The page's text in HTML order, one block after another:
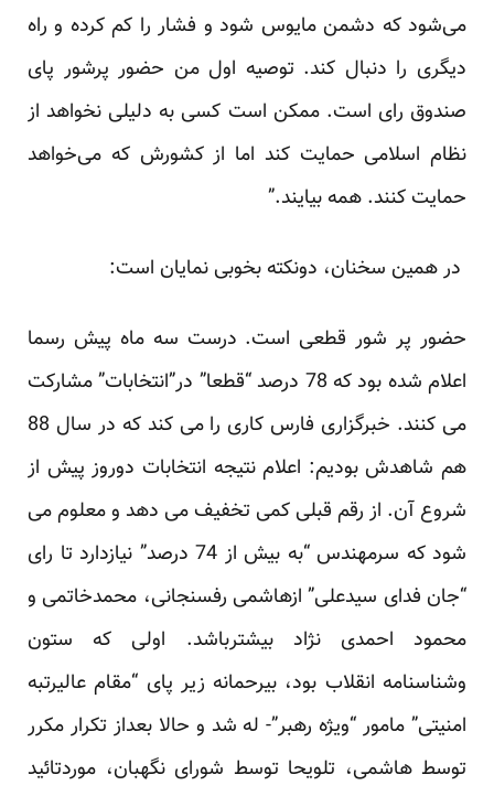
می‌شود که دشمن مایوس شود و فشار را کم کرده و راه
دیگری را دنبال کند. توصیه اول من حضور پرشور پای
صندوق رای است. ممکن است کسی به دلیلی نخواهد از
نظام اسلامی حمایت کند اما از کشورش که می‌خواهد
حمایت کنند. همه بیایند.”
در همین سخنان، دونکته بخوبی نمایان است:
حضور پر شور قطعی است. درست سه ماه پیش رسما
اعلام شده بود که 78 درصد “قطعا” در”انتخابات” مشارکت
می کنند. خبرگزاری فارس کاری را می کند که در سال 88
هم شاهدش بودیم: اعلام نتیجه انتخابات دوروز پیش از
شروع آن. از رقم قبلی کمی تخفیف می دهد و معلوم می
شود که سرمهندس “به بیش از 74 درصد” نیازدارد تا رای
“جان فدای سیدعلی” ازهاشمی رفسنجانی، محمدخاتمی و
محمود احمدی نژاد بیشترباشد. اولی که ستون
وشناسنامه انقلاب بود، بیرحمانه زیر پای “مقام عالیرتبه
امنیتی” مامور “ویژه رهبر”- له شد و حالا بعداز تکرار مکرر
توسط هاشمی، تلویحا توسط شورای نگهبان، موردتائید